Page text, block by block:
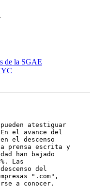
de la SGAE
atestiguar
el avance del
el descenso
prensa escrita y
han bajado
Las
del
".com",
a conocer.